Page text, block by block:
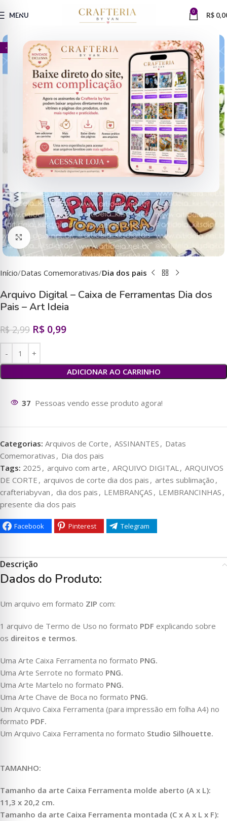
MENU 0 R$
- 67%
Clique para ampliar
Início Datas Comemorativas Dia dos pais
Arquivo Digital – Caixa de Ferramentas Dia dos
Pais – Art Ideia
R$2,99 R$ 0,99
ADICIONAR AO CARRINHO
32 Pessoas vendo esse produto agora!
Categorias: Arquivos de Corte , ASSINANTES , Datas
Comemorativas , Dia dos pais
Tags: 2025 , arquivo com arte , ARQUIVO DIGITAL, ARQUIVOS
DE CORTE , arquivos de corte dia dos pais , artes sublimação ,
crafteriabyvan , dia dos pais , LEMBRANÇAS , LEMBRANCINHAS ,
presente dia dos pais
Facebook Pinterest Telegram
Descrição
Dados do Produto:
Um arquivo em formato ZIP com:
1 arquivo de Termo de Uso no formato PDF explicando sobre
os direitos e termos.
Uma Arte Caixa Ferramenta no formato PNG.
Uma Arte Serrote no formato PNG.
Uma Arte Martelo no formato PNG.
Uma Arte Chave de Boca no formato PNG.
Um Arquivo Caixa Ferramenta (para impressão em folha A4) no
formato PDF.
Um Arquivo Caixa Ferramenta no formato Studio Silhouette.
TAMANHO:
Tamanho da arte Caixa Ferramenta molde aberto (A x L):
11,3 x 20,2 cm.
Tamanho da arte Caixa Ferramenta montada (C x A x L x F):